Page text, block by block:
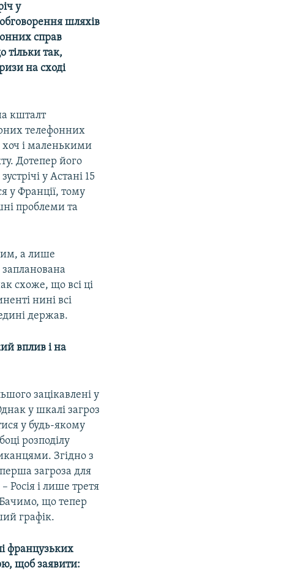
у
шляхів
справ
тільки так,
на сході
кшталт
телефонних
хоч і маленькими
Дотепер його
у Астані 15
у Франції, тому
проблеми та
а лише
схоже, що всі ці
нині всі
держав.
вплив і на
зацікавлені у
у шкалі загроз
у будь-якому
розподілу
Згідно з
загроза для
Росія і лише третя
що тепер
графік.
французьких
щоб заявити: